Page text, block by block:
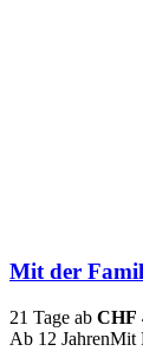
Mit der
21 Tage ab CHF
Ab 12 JahrenMit